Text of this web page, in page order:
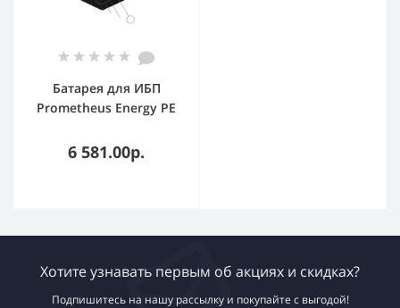
Батарея для ИБП
Prometheus Energy PE
6 581.00р.
Хотите узнавать первым об акциях и скидках?
Подпишитесь на нашу рассылку и покупайте с выгодой!